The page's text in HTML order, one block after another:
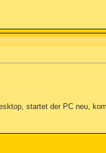
startet der PC neu,